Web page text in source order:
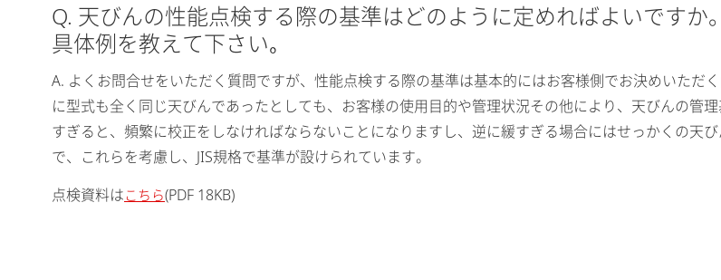
Q. 天びんの性能点検する際の基準はどのように定めればよいですか。
具体例を教えて下さい｡
A. よくお問合せをいただく質問ですが、性能点検する際の基準は基本的にはお客様側でお決めいただ
に型式も全く同じ天びんであったとしても、お客様の使用目的や管理状況その他により、天びんの管
すぎると、頻繁に校正をしなければならないことになりますし、逆に緩すぎる場合にはせっかくの天
で、これらを考慮し、JIS規格で基準が設けられています。
点検資料はこちら(PDF 18KB)